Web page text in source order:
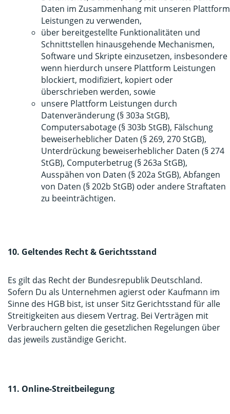
Daten im Zusammenhang mit unseren Plattform
Leistungen zu verwenden,
über bereitgestellte Funktionalitäten und
Schnittstellen hinausgehende Mechanismen,
Software und Skripte einzusetzen, insbesondere
wenn hierdurch unsere Plattform Leistungen
blockiert, modifiziert, kopiert oder
überschrieben werden, sowie
unsere Plattform Leistungen durch
Datenveränderung (§ 303a StGB),
Computersabotage (§ 303b StGB), Fälschung
beweiserheblicher Daten (§ 269, 270 StGB),
Unterdrückung beweiserheblicher Daten (§ 274
StGB), Computerbetrug (§ 263a StGB),
Ausspähen von Daten (§ 202a StGB), Abfangen
von Daten (§ 202b StGB) oder andere Straftaten
zu beeinträchtigen.
10. Geltendes Recht & Gerichtsstand
Es gilt das Recht der Bundesrepublik Deutschland.
Sofern Du als Unternehmen agierst oder Kaufmann im
Sinne des HGB bist, ist unser Sitz Gerichtsstand für alle
Streitigkeiten aus diesem Vertrag. Bei Verträgen mit
Verbrauchern gelten die gesetzlichen Regelungen über
das jeweils zuständige Gericht.
11. Online-Streitbeilegung